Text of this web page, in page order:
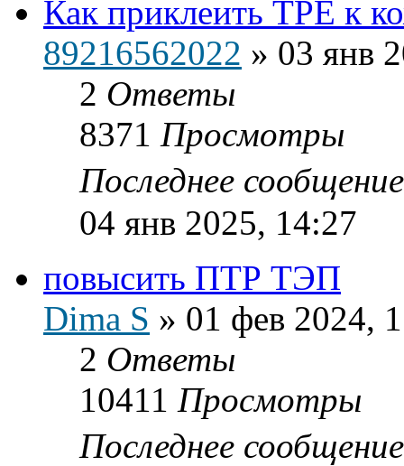
Как приклеить ТРЕ к
89216562022 » 03 янв
2 Ответы
8371 Просмотры
Последнее
04 янв 2025, 14:27
повысить ПТР ТЭП
Dima S » 01 фев 2024,
2 Ответы
10411 Просмотры
Последнее